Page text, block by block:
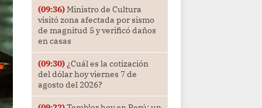
(09:36)Ministro de Cultura
visitó zona afectada por sismo
de magnitud 5 y verificó daños
en casas
(09:30)¿Cuál es la cotización
del dólar hoy viernes 7 de
agosto del 2026?